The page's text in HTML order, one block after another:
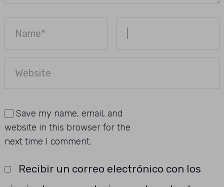
Save my name, email, and
website in this browser for the
next time I comment.
Recibir un correo electrónico con los